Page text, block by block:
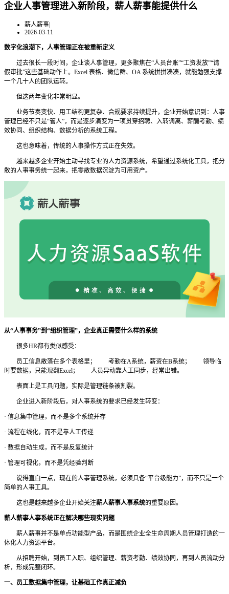
企业人事管理进入新阶段，薪人薪事能提供什么
薪人薪事|
2026-03-11
数字化浪潮下，人事管理正在被重新定义
过去很长一段时间，企业谈人事管理，更多聚焦在“人员台账”“工资发放”“请
假审批”这些基础动作上。Excel 表格、微信群、OA 系统拼拼凑凑，就能勉强支撑
一个几十人的团队运转。
但这两年变化非常明显。
业务节奏变快、用工结构更复杂、合规要求持续提升，企业开始意识到：人事
管理已经不只是“管人”，而是逐步演变为一项贯穿招聘、入转调离、薪酬考勤、绩
效协同、组织结构、数据分析的系统工程。
这也意味着，传统的人事操作方式正在失效。
越来越多企业开始主动寻找专业的人力资源系统，希望通过系统化工具，把分
散的人事事务统一起来，把零散数据沉淀为可用资产。
从“人事事务”到“组织管理”，企业真正需要什么样的系统
很多HR都有类似感受：
员工信息散落在多个表格里； 考勤在A系统，薪资在B系统；
领导临
时要数据，只能现翻Excel； 人员异动靠人工同步，经常出错。
表面上是工具问题，实际是管理链条被割裂。
企业进入新阶段后，对人事系统的要求已经发生转变：
· 信息集中管理，而不是多个系统并存
· 流程在线化，而不是靠人工传递
· 数据自动生成，而不是反复统计
· 管理可视化，而不是凭经验判断
说得直白一点，现在的人事管理系统，必须具备“平台级能力”，而不只是一个
简单的人事工具。
这也是越来越多企业开始关注薪人薪事人事系统的重要原因。
薪人薪事人事系统正在解决哪些现实问题
薪人薪事并不是单点功能型产品，而是围绕企业全生命周期人员管理打造的一
体化人力资源平台。
从招聘开始，到员工入职、组织管理、薪资考勤、绩效协同，再到人员流动分
析，形成完整闭环。
一、员工数据集中管理，让基础工作真正减负